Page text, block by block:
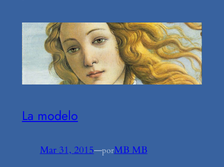
La modelo
Mar 31, 2015—porMB MB